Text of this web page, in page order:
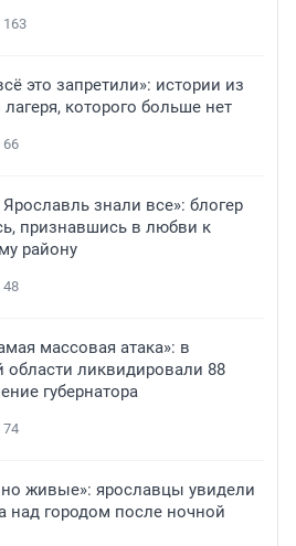
163
это запретили»: истории из
которого больше нет
66
Ярославль знали все»: блогер
признавшись в любви к
району
48
массовая атака»: в
области ликвидировали 88
губернатора
74
живые»: ярославцы увидели
над городом после ночной